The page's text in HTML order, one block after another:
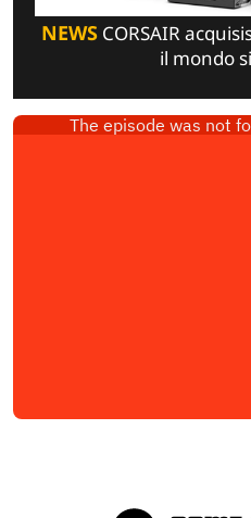
NEWSCORSAIR
il mondo